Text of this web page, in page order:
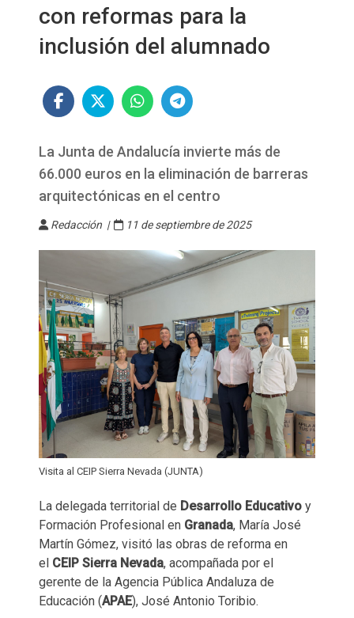
con reformas para la
inclusión del alumnado
La Junta de Andalucía invierte más de
66.000 euros en la eliminación de barreras
arquitectónicas en el centro
Redacción | 11 de septiembre de 2025
Visita al CEIP Sierra Nevada (JUNTA)
La delegada territorial de Desarrollo Educativo y
Formación Profesional en Granada, María José
Martín Gómez, visitó las obras de reforma en
el CEIP Sierra Nevada, acompañada por el
gerente de la Agencia Pública Andaluza de
Educación (APAE), José Antonio Toribio.